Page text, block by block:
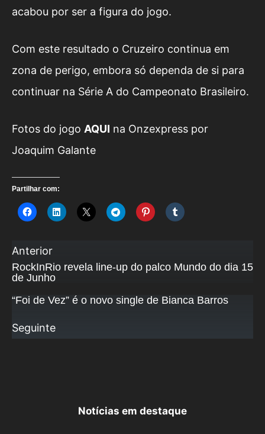
acabou por ser a figura do jogo.
Com este resultado o Cruzeiro continua em
zona de perigo, embora só dependa de si para
continuar na Série A do Campeonato Brasileiro.
Fotos do jogo AQUI na Onzexpress por
Joaquim Galante
Partilhar com:
Anterior
RockInRio revela line-up do palco Mundo do dia 15
de Junho
“Foi de Vez” é o novo single de Bianca Barros
Seguinte
Notícias em destaque